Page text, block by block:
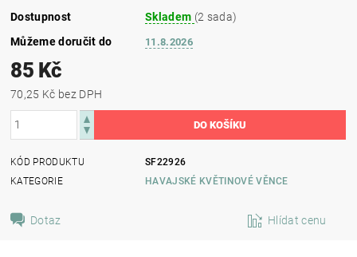
Dostupnost Skladem (2 sada)
Můžeme doručit do
11.8.2026
85 Kč
70,25 Kč bez DPH
KÓD PRODUKTU
SF22926
KATEGORIE
HAVAJSKÉ KVĚTINOVÉ VĚNCE
Dotaz Hlídat cenu